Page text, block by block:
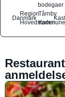
bodegaer
Danmark
Region
Hovedstaden
Tårnby